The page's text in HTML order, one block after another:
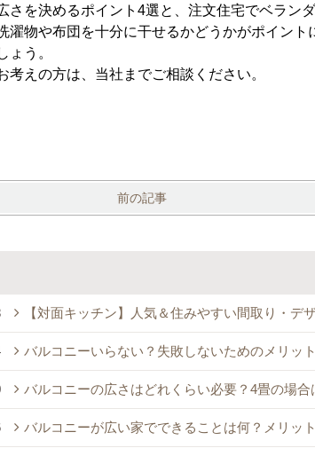
さを決めるポイント4選と、注文住宅でベラン
濯物や布団を十分に干せるかどうかがポイン
ょう。
考えの方は、当社までご相談ください。
前の記事
【対面キッチン】人気＆住みやすい間取り・デ
バルコニーいらない？失敗しないためのメリッ
バルコニーの広さはどれくらい必要？4畳の場合
バルコニーが広い家でできることは何？メリッ